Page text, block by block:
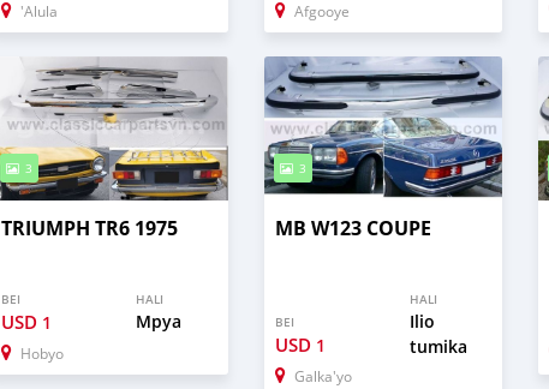
'Alula Afgooye
3
TRIUMPH TR6 1975
BEI
USD 1
HALI
Mpya
Hobyo
3
MB W123 COUPE
BEI
USD 1
HALI
Ilio
tumika
Galka'yo